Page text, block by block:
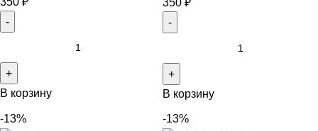
В корзину
350 ₽
В корзину
-13% -13%